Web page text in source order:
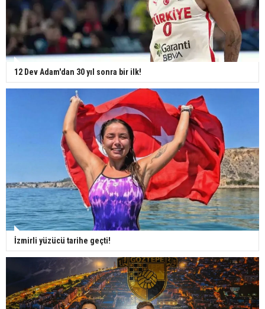
12 Dev Adam'dan 30 yıl sonra bir ilk!
İzmirli yüzücü tarihe geçti!